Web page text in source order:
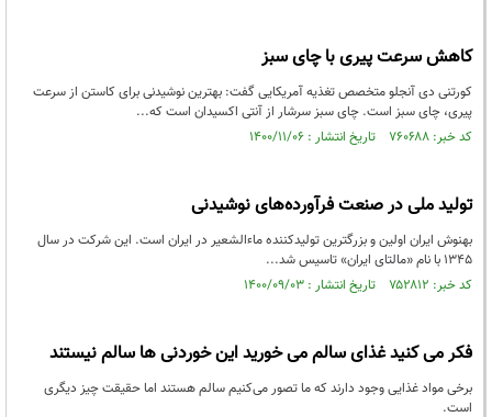
کاهش سرعت پیری با چای سبز
کورتنی دی آنجلو متخصص تغذیه آمریکایی گفت: بهترین نوشیدنی برای کاستن از سرعت
پیری، چای سبز است. چای سبز سرشار از آنتی اکسیدان است که...
کد خبر: ۷۶۰۶۸۸ تاریخ انتشار : ۱۴۰۰/۱۱/۰۶
تولید ملی در صنعت فرآورده‌های نوشیدنی
بهنوش ایران اولین و بزرگترین تولیدکننده ماءالشعیر در ایران است. این شرکت در سال
۱۳۴۵ با نام «مالتای ایران» تاسیس شد...
کد خبر: ۷۵۲۸۱۲ تاریخ انتشار : ۱۴۰۰/۰۹/۰۳
فکر می کنید غذای سالم می خورید این خوردنی ها سالم نیستند
برخی مواد غذایی وجود دارند که ما تصور می‌کنیم سالم هستند اما حقیقت چیز دیگری
است.